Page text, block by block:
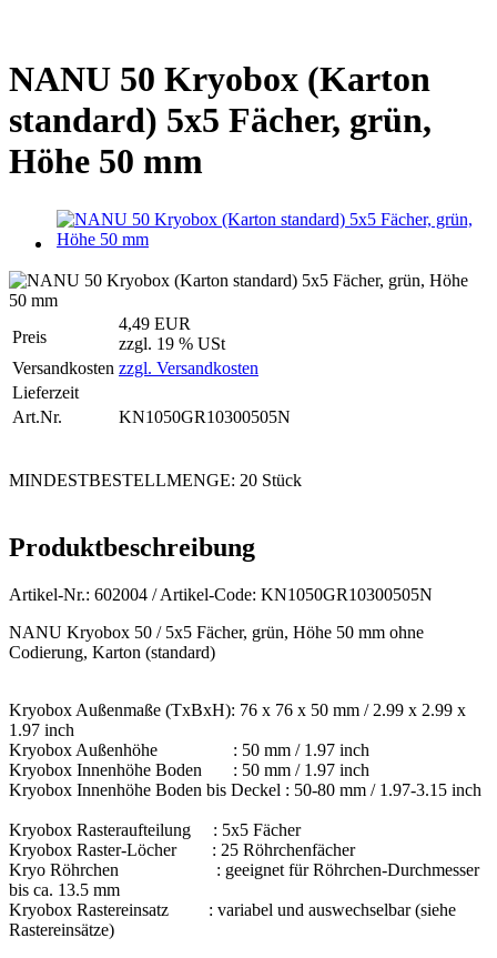
NANU 50 Kryobox (Karton
standard) 5x5 Fächer, grün,
Höhe 50 mm
Preis
4,49 EUR
zzgl. 19 % USt
Versandkosten zzgl. Versandkosten
Lieferzeit
Art.Nr.
KN1050GR10300505N
MINDESTBESTELLMENGE: 20 Stück
Produktbeschreibung
Artikel-Nr.: 602004 / Artikel-Code: KN1050GR10300505N
NANU Kryobox 50 / 5x5 Fächer, grün, Höhe 50 mm ohne
Codierung, Karton (standard)
Kryobox Außenmaße (TxBxH): 76 x 76 x 50 mm / 2.99 x 2.99 x
1.97 inch
Kryobox Außenhöhe : 50 mm / 1.97 inch
Kryobox Innenhöhe Boden : 50 mm / 1.97 inch
Kryobox Innenhöhe Boden bis Deckel : 50-80 mm / 1.97-3.15 inch
Kryobox Rasteraufteilung : 5x5 Fächer
Kryobox Raster-Löcher : 25 Röhrchenfächer
Kryo Röhrchen : geeignet für Röhrchen-Durchmesser
bis ca. 13.5 mm
Kryobox Rastereinsatz : variabel und auswechselbar (siehe
Rastereinsätze)